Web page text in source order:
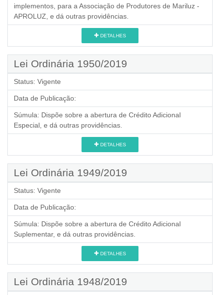
implementos, para a Associação de Produtores de Mariluz -
APROLUZ, e dá outras providências.
DETALHES
Lei Ordinária 1950/2019
Status: Vigente
Data de Publicação:
Súmula: Dispõe sobre a abertura de Crédito Adicional
Especial, e dá outras providências.
DETALHES
Lei Ordinária 1949/2019
Status: Vigente
Data de Publicação:
Súmula: Dispõe sobre a abertura de Crédito Adicional
Suplementar, e dá outras providências.
DETALHES
Lei Ordinária 1948/2019